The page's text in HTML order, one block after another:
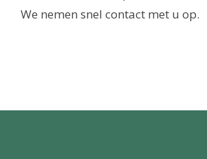
We nemen snel contact met u op.